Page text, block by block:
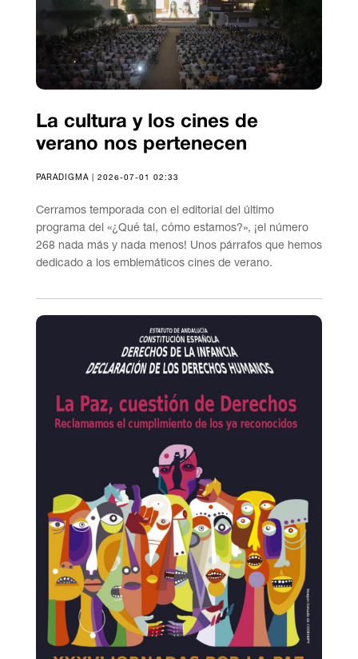
La cultura y los cines de
verano nos pertenecen
PARADIGMA | 2026-07-01 02:33
Cerramos temporada con el editorial del último
programa del «¿Qué tal, cómo estamos?», ¡el número
268 nada más y nada menos! Unos párrafos que hemos
dedicado a los emblemáticos cines de verano.